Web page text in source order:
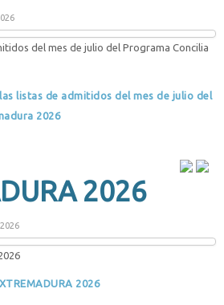
del mes de julio del Programa Concilia
listas de admitidos del mes de julio del
2026
2026
2026